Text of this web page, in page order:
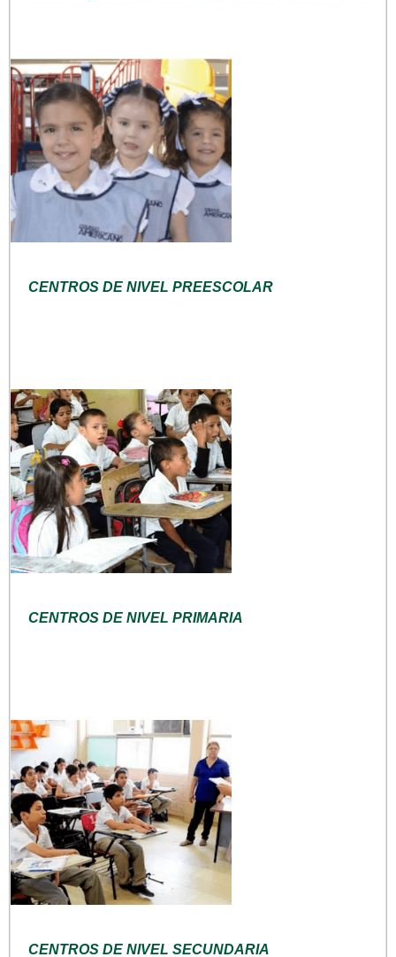
CENTROS DE NIVEL PREESCOLAR
CENTROS DE NIVEL PRIMARIA
CENTROS DE NIVEL SECUNDARIA